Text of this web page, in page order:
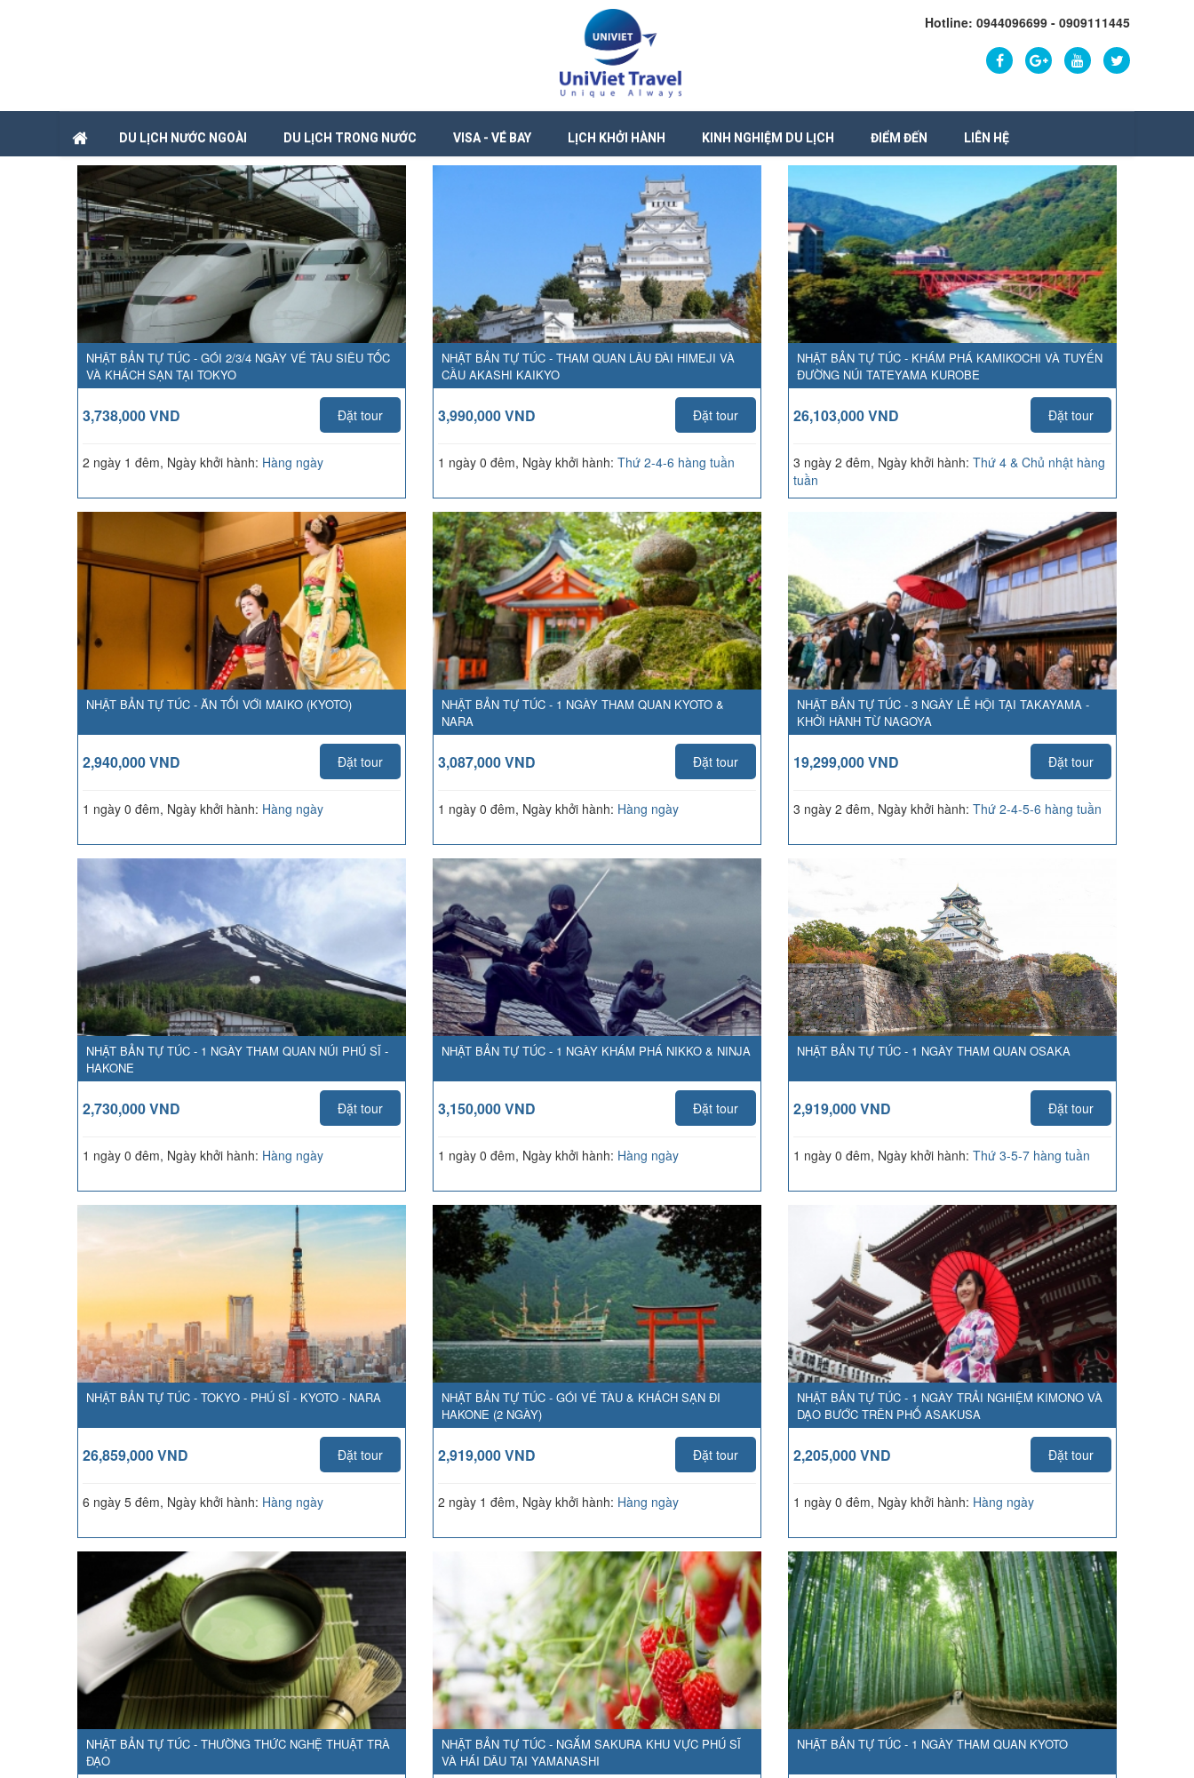
Hotline: 0944096699 - 0909111445
DU LỊCH NƯỚC NGOÀI DU LỊCH TRONG NƯỚC VISA - VÉ BAY LỊCH KHỞI HÀNH KINH NGHIỆM DU LỊCH ĐIỂM ĐẾN LIÊN HỆ
NHẬT BẢN TỰ TÚC - GÓI 2/3/4 NGÀY VÉ TÀU SIÊU TỐC
VÀ KHÁCH SẠN TẠI TOKYO
3,738,000 VND Đặt tour
2 ngày 1 đêm, Ngày khởi hành: Hàng ngày
NHẬT BẢN TỰ TÚC - THAM QUAN LÂU ĐÀI HIMEJI VÀ
CẦU AKASHI KAIKYO
3,990,000 VND Đặt tour
1 ngày 0 đêm, Ngày khởi hành: Thứ 2-4-6 hàng tuần
NHẬT BẢN TỰ TÚC - KHÁM PHÁ KAMIKOCHI VÀ TUYẾN
ĐƯỜNG NÚI TATEYAMA KUROBE
26,103,000 VND Đặt tour
3 ngày 2 đêm, Ngày khởi hành: Thứ 4 & Chủ nhật hàng
tuần
NHẬT BẢN TỰ TÚC - ĂN TỐI VỚI MAIKO (KYOTO)
2,940,000 VND Đặt tour
1 ngày 0 đêm, Ngày khởi hành: Hàng ngày
NHẬT BẢN TỰ TÚC - 1 NGÀY THAM QUAN KYOTO &
NARA
3,087,000 VND Đặt tour
1 ngày 0 đêm, Ngày khởi hành: Hàng ngày
NHẬT BẢN TỰ TÚC - 3 NGÀY LỄ HỘI TẠI TAKAYAMA -
KHỞI HÀNH TỪ NAGOYA
19,299,000 VND Đặt tour
3 ngày 2 đêm, Ngày khởi hành: Thứ 2-4-5-6 hàng tuần
NHẬT BẢN TỰ TÚC - 1 NGÀY THAM QUAN NÚI PHÚ SĨ -
HAKONE
2,730,000 VND Đặt tour
1 ngày 0 đêm, Ngày khởi hành: Hàng ngày
NHẬT BẢN TỰ TÚC - 1 NGÀY KHÁM PHÁ NIKKO & NINJA
3,150,000 VND Đặt tour
1 ngày 0 đêm, Ngày khởi hành: Hàng ngày
NHẬT BẢN TỰ TÚC - 1 NGÀY THAM QUAN OSAKA
2,919,000 VND Đặt tour
1 ngày 0 đêm, Ngày khởi hành: Thứ 3-5-7 hàng tuần
NHẬT BẢN TỰ TÚC - TOKYO - PHÚ SĨ - KYOTO - NARA
26,859,000 VND Đặt tour
6 ngày 5 đêm, Ngày khởi hành: Hàng ngày
NHẬT BẢN TỰ TÚC - GÓI VÉ TÀU & KHÁCH SẠN ĐI
HAKONE (2 NGÀY)
2,919,000 VND Đặt tour
2 ngày 1 đêm, Ngày khởi hành: Hàng ngày
NHẬT BẢN TỰ TÚC - 1 NGÀY TRẢI NGHIỆM KIMONO VÀ
DẠO BƯỚC TRÊN PHỐ ASAKUSA
2,205,000 VND Đặt tour
1 ngày 0 đêm, Ngày khởi hành: Hàng ngày
NHẬT BẢN TỰ TÚC - THƯỜNG THỨC NGHỆ THUẬT TRÀ
ĐẠO
NHẬT BẢN TỰ TÚC - NGẮM SAKURA KHU VỰC PHÚ SĨ
VÀ HÁI DÂU TẠI YAMANASHI
NHẬT BẢN TỰ TÚC - 1 NGÀY THAM QUAN KYOTO